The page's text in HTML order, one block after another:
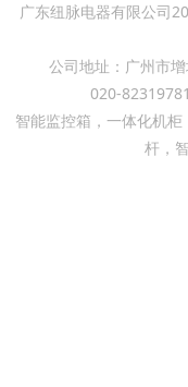
广东纽脉电器有限公司
公司地址：广州市
020-
智能监控箱，一体化机
杆，